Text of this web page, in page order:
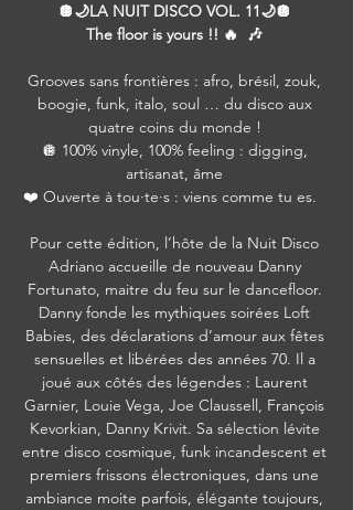
🪩🌙LA NUIT DISCO VOL. 11🌙🪩
The floor is yours !! 🔥  🎶
Grooves sans frontières : afro, brésil, zouk,
boogie, funk, italo, soul … du disco aux
quatre coins du monde !
🪩 100% vinyle, 100% feeling : digging,
artisanat, âme
❤️ Ouverte à tou·te·s : viens comme tu es.
Pour cette édition, l’hôte de la Nuit Disco
Adriano accueille de nouveau Danny
Fortunato, maitre du feu sur le dancefloor.
Danny fonde les mythiques soirées Loft
Babies, des déclarations d’amour aux fêtes
sensuelles et libérées des années 70. Il a
joué aux côtés des légendes : Laurent
Garnier, Louie Vega, Joe Claussell, François
Kevorkian, Danny Krivit. Sa sélection lévite
entre disco cosmique, funk incandescent et
premiers frissons électroniques, dans une
ambiance moite parfois, élégante toujours,